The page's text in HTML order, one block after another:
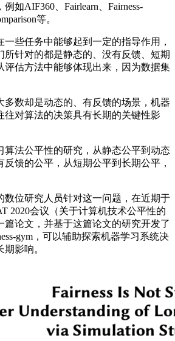
如AIF360、Fairlearn、Fairness-
等。
些任务中能够起到一定的指导作用，
所针对的都是静态的、没有反馈、短期
评估方法中能够体现出来，因为数据集
数却是动态的、有反馈的场景，机器
往对算法的决策具有长期的关键性影
法公平性的研究，从静态公平到动态
馈的公平，从短期公平到长期公平，
位研究人员针对这一问题，在近期于
2020会议（关于计算机技术公平性的
篇论文，并基于这篇论文的研究开发了
gym，可以辅助探索机器学习系统决
影响。